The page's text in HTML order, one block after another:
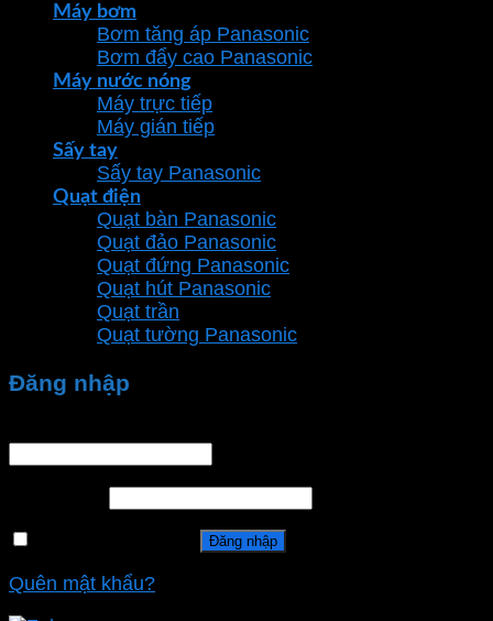
Máy bơm
Bơm tăng áp Panasonic
Bơm đẩy cao Panasonic
Máy nước nóng
Máy trực tiếp
Máy gián tiếp
Sấy tay
Sấy tay Panasonic
Quạt điện
Quạt bàn Panasonic
Quạt đảo Panasonic
Quạt đứng Panasonic
Quạt hút Panasonic
Quạt trần
Quạt tường Panasonic
Đăng nhập
Đăng nhập
Quên mật khẩu?